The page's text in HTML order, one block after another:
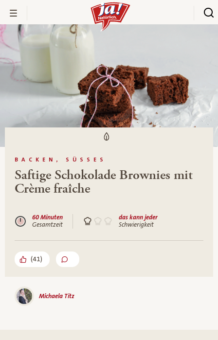
BACKEN, SÜSSES
Saftige Schokolade Brownies mit
Crème fraîche
60 Minuten
Gesamtzeit
das kann jeder
Schwierigkeit
(41)
Michaela Titz